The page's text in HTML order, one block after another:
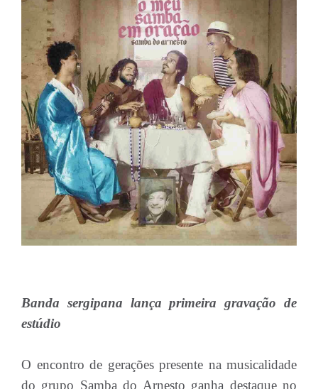
Banda sergipana lança primeira gravação de
estúdio
O encontro de gerações presente na musicalidade
do grupo Samba do Arnesto ganha destaque no